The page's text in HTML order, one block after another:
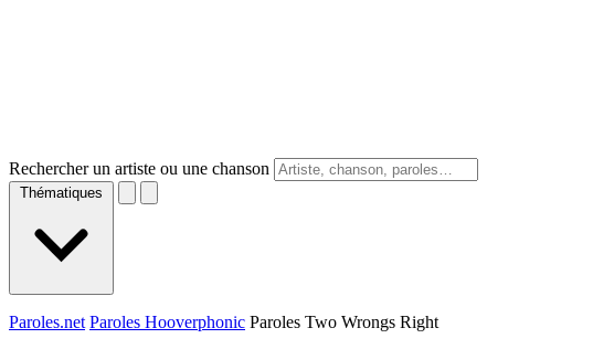
Rechercher un artiste ou une chanson
Thématiques
Paroles.net Paroles Hooverphonic Paroles Two Wrongs Right